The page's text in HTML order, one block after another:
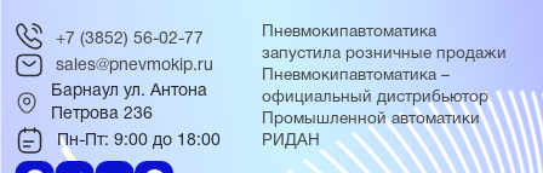
Пневмокипавтоматика
запустила розничные продажи
Пневмокипавтоматика –
официальный дистрибьютор
Промышленной автоматики
РИДАН
+7 (3852) 56-02-77
sales@pnevmokip.ru
Барнаул ул. Антона
Петрова 236
Пн-Пт: 9:00 до 18:00